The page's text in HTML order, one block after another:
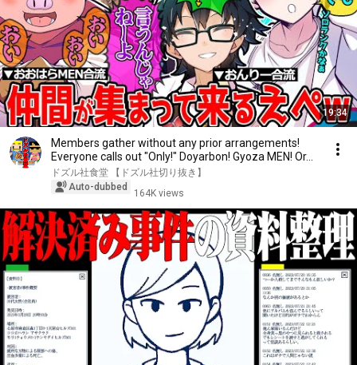
19:34
Members gather without any prior arrangements!
Everyone calls out "Only!" Doyarbon! Gyoza MEN! Or...
ドズル社食堂 【ドズル社切り抜き】
Auto-dubbed
164K views